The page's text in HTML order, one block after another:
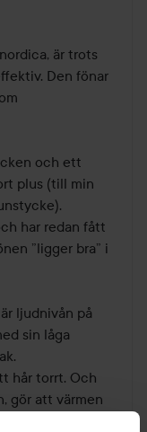
är trots
Den fönar
och ett
plus (till min
har redan fått
”ligger bra” i
ljudnivån på
sin låga
hår torrt. Och
gör att värmen